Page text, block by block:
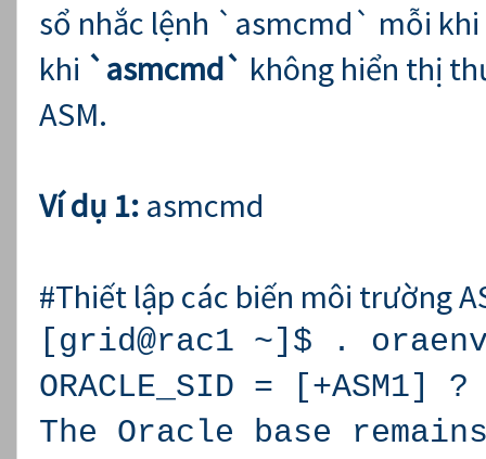
sổ nhắc lệnh `asmcmd` mỗi
khi `asmcmd` không hiển thị
ASM.
Ví dụ 1: asmcmd
#Thiết lập các biến môi trường
[grid@rac1 ~]$ .
ORACLE_SID = [+ASM1]
The Oracle base